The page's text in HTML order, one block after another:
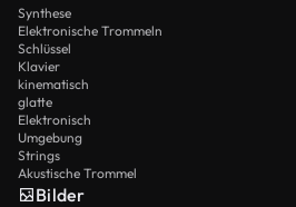
Synthese
Elektronische Trommeln
Schlüssel
Klavier
kinematisch
glatte
Elektronisch
Umgebung
Strings
Akustische Trommel
Bilder